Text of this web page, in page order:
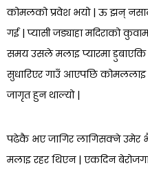
कोमलको प्रवेश भयो | ऊ झन्
गई | प्यासी जड्याहा मदिराको
समय उसले मलाइ प्यारमा डुबाएकि
सुधारिएर गाउँ आएपछि कोमललाइ
जागृत हुन थाल्यो |
पढेकै भए जागिर लागिसक्ने
मलाइ रहर थिएन | एकदिन